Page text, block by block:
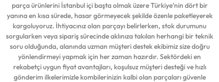
parça ürünlerini İstanbul içi başta olmak üzere Türkiye’nin dört bir
yanına en kısa sürede, hasar görmeyecek şekilde özenle paketleyerek
kargoluyoruz. İhtiyacınız olan parçayı belirlerken, stok durumunu
sorgularken veya sipariş sürecinde aklınıza takılan herhangi bir teknik
soru olduğunda, alanında uzman müşteri destek ekibimiz size doğru
yönlendirmeyi yapmak için her zaman hazırdır. Sektördeki en
rekabetçi uygun fiyat avantajları, koşulsuz müşteri desteği ve hızlı
gönderim ilkelerimizle kombilerinizin kalbi olan parçaları güvenle